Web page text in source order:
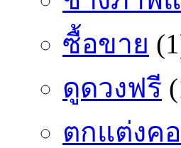
ซื้อขาย
ดูดวงฟรี
ตกแต่งค